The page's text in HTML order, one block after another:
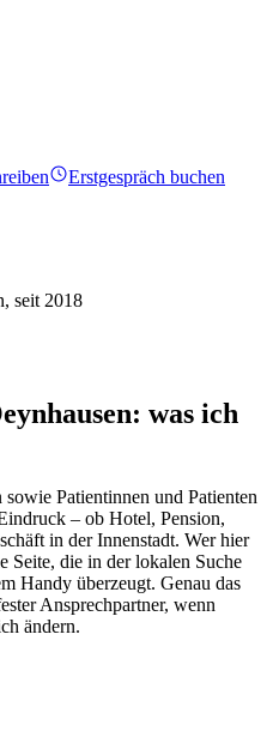
Erstgespräch buchen
seit 2018
was ich
Patientinnen und Patienten
– ob Hotel, Pension,
in der Innenstadt. Wer hier
Seite, die in der lokalen Suche
Handy überzeugt. Genau das
Ansprechpartner, wenn
ändern.